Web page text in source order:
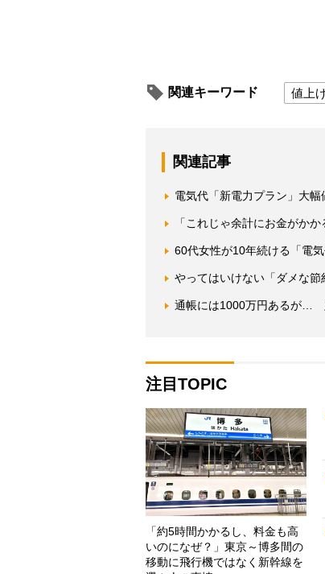
関連キーワード 値上
関連記事
電気代「新電力プラン」大
「これじゃ余計にお金がか
60代女性が10年続ける「電
やってはいけない「ダメな
通帳には1000万円あるが…
注目TOPIC
「約5時間かかるし、料金も高
いのになぜ？」東京～博多間の
移動に飛行機ではなく新幹線を